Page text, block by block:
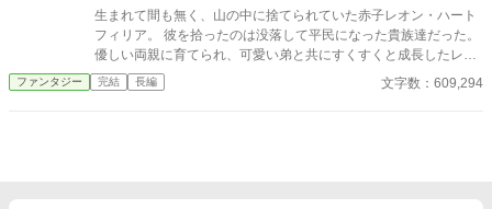
生まれて間も無く、山の中に捨てられていた赤子レオン・ハート
フィリア。 彼を拾ったのは没落して平民になった貴族達だった。
優しい両親に育てられ、可愛い弟と共にすくすくと成長したレオ
ンは不思議な夢を見るようになる。 それは過去の記憶なのか、あ
るいは前世の記憶か。 その夢のおかげで魔法を学んだレオンは愛
ファンタジー 完結 長編 文字数：609,294